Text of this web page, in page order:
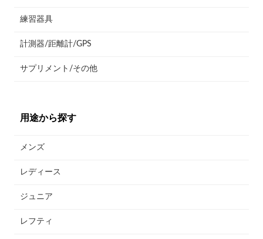
練習器具
計測器/距離計/GPS
サプリメント/その他
用途から探す
メンズ
レディース
ジュニア
レフティ